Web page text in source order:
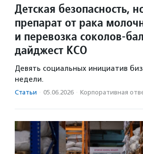
Детская безопасность,
препарат от рака
и перевозка соколов-
дайджест КСО
Девять социальных инициатив
недели.
Статьи · 05.06.2026 · Корпоративная